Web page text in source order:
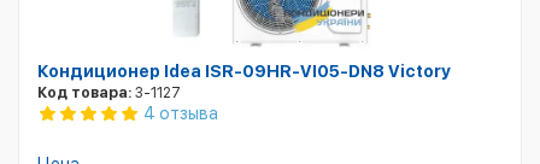
Кондиционер Idea ISR-09HR-VI05-DN8 Victory
Код товара: 3-1127
4 отзыва